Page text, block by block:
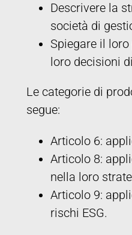
Descrivere la
società di
Spiegare il
loro decisioni
Le categorie di
segue:
Articolo 6:
Articolo 8:
nella loro
Articolo 9:
rischi ESG.